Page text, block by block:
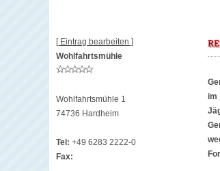
[ Eintrag bearbeiten ]
Wohlfahrtsmühle
Wohlfahrtsmühle 1
74736 Hardheim
Tel: +49 6283 2222-0
Fax: